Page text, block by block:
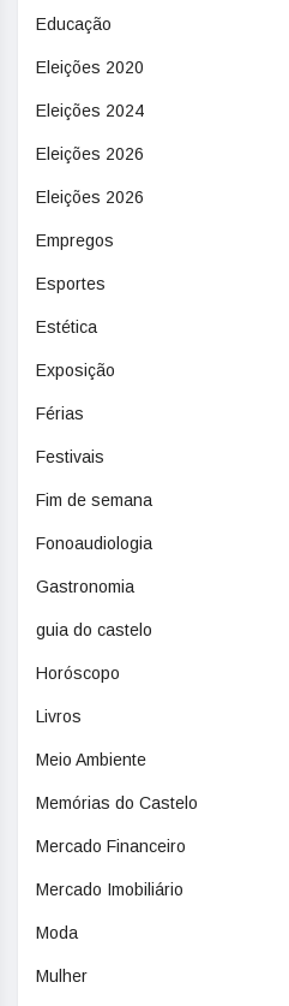
Educação
Eleições 2020
Eleições 2024
Eleições 2026
Eleições 2026
Empregos
Esportes
Estética
Exposição
Férias
Festivais
Fim de semana
Fonoaudiologia
Gastronomia
guia do castelo
Horóscopo
Livros
Meio Ambiente
Memórias do Castelo
Mercado Financeiro
Mercado Imobiliário
Moda
Mulher